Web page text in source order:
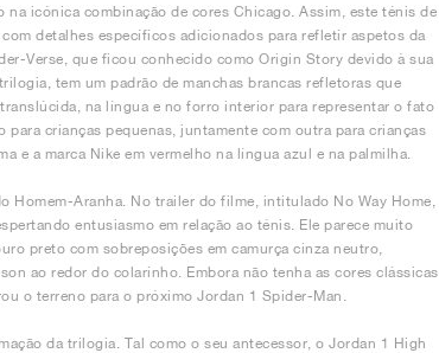
icónica combinação de cores Chicago. Assim, este ténis de
detalhes específicos adicionados para refletir aspetos da
Verse, que ficou conhecido como Origin Story devido à sua
tem um padrão de manchas brancas refletoras que
na língua e no forro interior para representar o fato
crianças pequenas, juntamente com outra para crianças
e a marca Nike em vermelho na língua azul e na palmilha.
Homem-Aranha. No trailer do filme, intitulado No Way Home,
entusiasmo em relação ao ténis. Ele parece muito
preto com sobreposições em camurça cinza neutro,
ao redor do colarinho. Embora não tenha as cores clássicas
o terreno para o próximo Jordan 1 Spider-Man.
da trilogia. Tal como o seu antecessor, o Jordan 1 High